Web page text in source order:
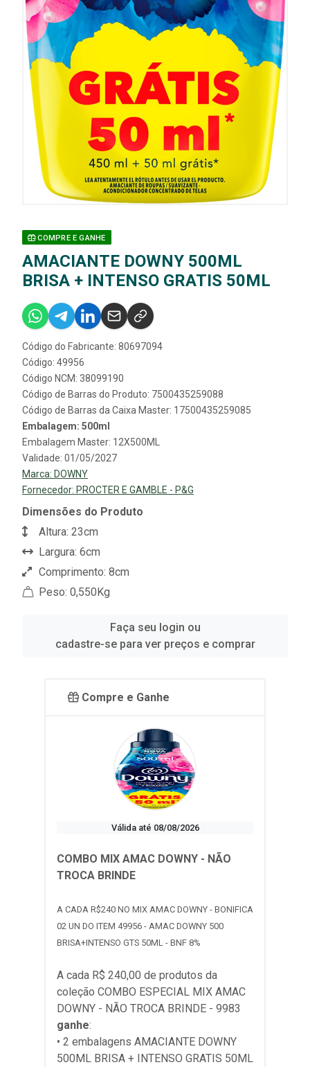
COMPRE E GANHE
AMACIANTE DOWNY 500ML
BRISA + INTENSO GRATIS 50ML
Código do Fabricante: 80697094
Código: 49956
Código NCM: 38099190
Código de Barras do Produto: 7500435259088
Código de Barras da Caixa Master: 17500435259085
Embalagem: 500ml
Embalagem Master: 12X500ML
Validade: 01/05/2027
Marca: DOWNY
Fornecedor: PROCTER E GAMBLE - P&G
Dimensões do Produto
Altura: 23cm
Largura: 6cm
Comprimento: 8cm
Peso: 0,550Kg
Faça seu login ou
cadastre-se para ver preços e comprar
Compre e Ganhe
Válida até 08/08/2026
COMBO MIX AMAC DOWNY - NÃO
TROCA BRINDE
A CADA R$240 NO MIX AMAC DOWNY - BONIFICA
02 UN DO ITEM 49956 - AMAC DOWNY 500
BRISA+INTENSO GTS 50ML - BNF 8%
A cada R$ 240,00 de produtos da
coleção COMBO ESPECIAL MIX AMAC
DOWNY - NÃO TROCA BRINDE - 9983
ganhe:
• 2 embalagens AMACIANTE DOWNY
500ML BRISA + INTENSO GRATIS 50ML